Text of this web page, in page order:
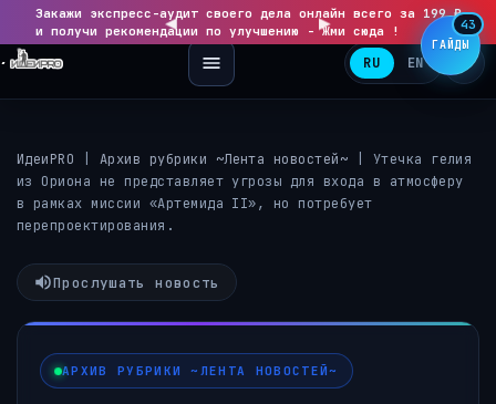
Закажи экспресс-аудит своего дела онлайн всего за 199 ₽
и получи рекомендации по улучшению - Жми сюда !
▶
RU EN
ИдеиPRO Архив рубрики ~Лента новостей~
Утечка гелия
из Ориона не представляет угрозы для входа в атмосферу
в рамках миссии «Артемида II», но потребует
перепроектирования.
Прослушать новость
АРХИВ РУБРИКИ ~ЛЕНТА НОВОСТЕЙ~
ГАЙДЫ
43